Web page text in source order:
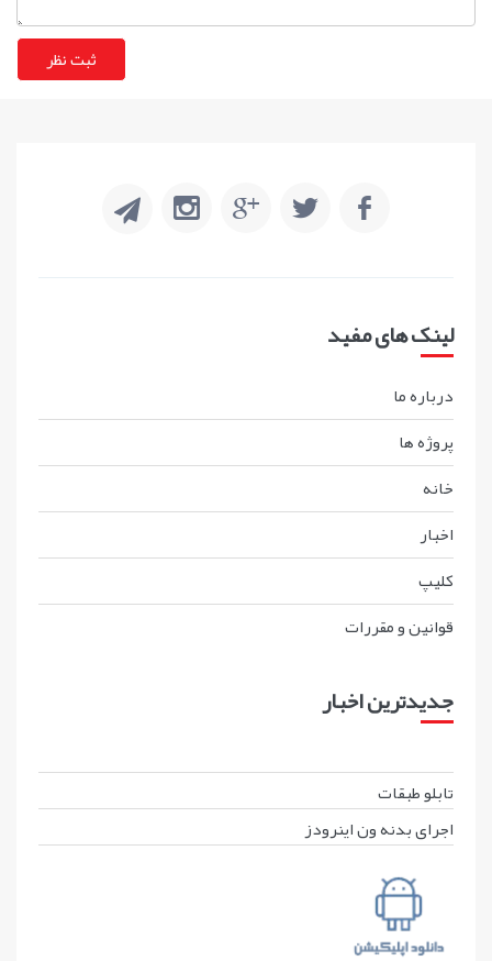
لینک های مفید
درباره ما
پروژه ها
خانه
اخبار
کليپ
قوانين و مقررات
جدیدترین اخبار
تابلو طبقات
اجرای بدنه ون اینرودز